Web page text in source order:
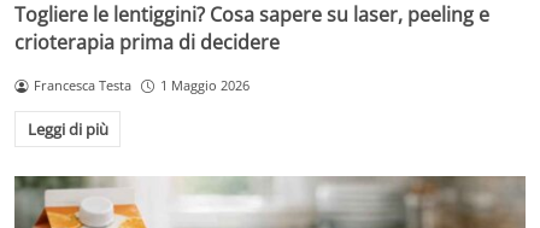
Togliere le lentiggini? Cosa sapere su laser, peeling e
crioterapia prima di decidere
Francesca Testa 1 Maggio 2026
Leggi di più